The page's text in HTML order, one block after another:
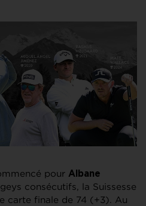
pour Albane
consécutifs, la Suissesse
carte finale de 74 (+3). Au